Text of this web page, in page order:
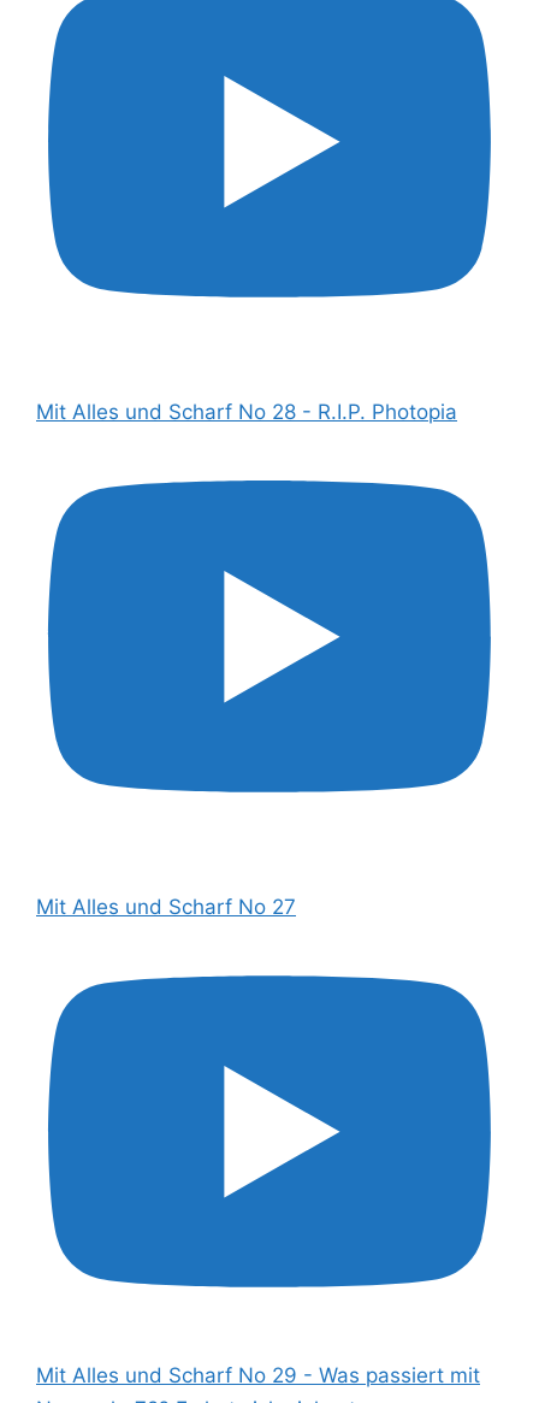
Mit Alles und Scharf No 28 - R.I.P. Photopia
Mit Alles und Scharf No 27
Mit Alles und Scharf No 29 - Was passiert mit